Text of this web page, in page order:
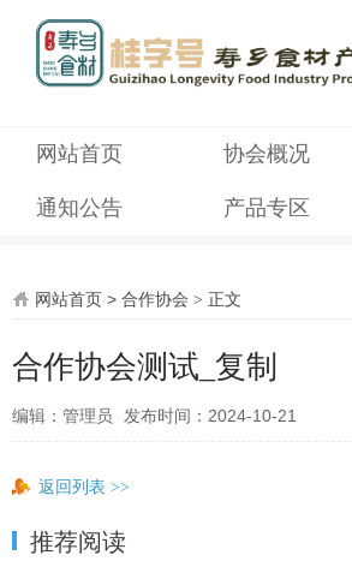
网站首页 协会概况
通知公告 产品专区
网站首页 > 合作协会 > 正文
合作协会测试_复制
编辑：管理员 发布时间：2024-10-21
返回列表 >>
推荐阅读